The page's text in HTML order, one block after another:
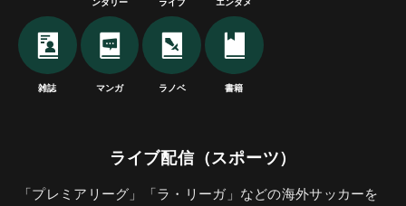
雑誌 マンガ ラノベ 書籍
ライブ配信（スポーツ）
「プレミアリーグ」「ラ・リーガ」などの海外サッカーを